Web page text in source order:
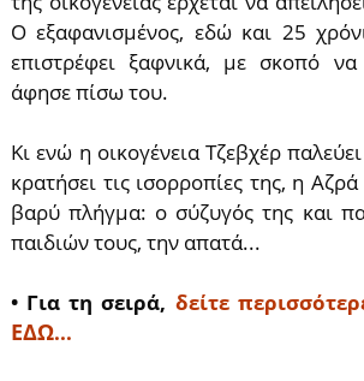
Ο εξαφανισμένος, εδώ και 25
επιστρέφει ξαφνικά, με σκοπό να
άφησε πίσω του.
Κι ενώ η οικογένεια Τζεβχέρ
κρατήσει τις ισορροπίες της, η
βαρύ πλήγμα: ο σύζυγός της και
παιδιών τους, την απατά...
• Για τη σειρά, δείτε
ΕΔΩ...